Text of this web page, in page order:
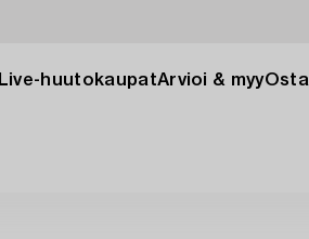
Live-huutokaupatArvioi & myyOsta